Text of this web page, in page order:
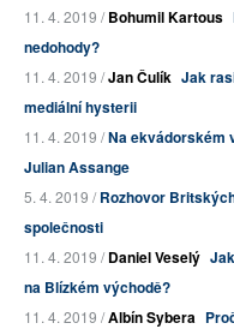
11. 4. 2019 /Bohumil Kartous
nedohody?
11. 4. 2019 /Jan Čulík Jak
mediální hysterii
11. 4. 2019 /Na ekvádorském
Julian Assange
5. 4. 2019 /Rozhovor
společnosti
11. 4. 2019 /Daniel Veselý
na Blízkém východě?
11. 4. 2019 /Albín Sybera